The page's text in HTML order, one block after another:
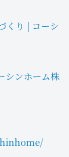
くり | コーシ
シンホーム株